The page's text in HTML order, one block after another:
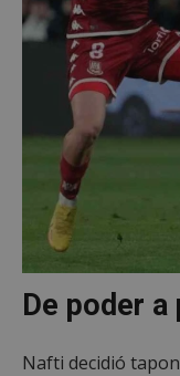
De poder a
Nafti decidió